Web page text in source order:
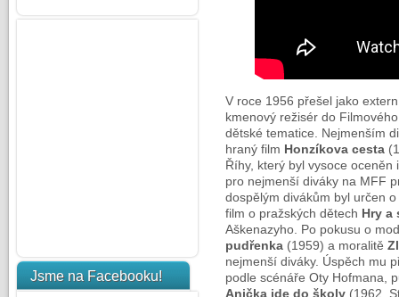
Jsme na Facebooku!
V roce 1956 přešel jako
kmenový režisér do
dětské tematice. Nejmenším
hraný film Honzíkova cesta
Říhy, který byl vysoce
pro nejmenší diváky na MFF
dospělým divákům byl určen
film o pražských dětech Hry a
Aškenazyho. Po pokusu o
pudřenka(1959) a moralitě
nejmenší diváky. Úspěch mu
podle scénáře Oty Hofmana,
Anička jde do školy(1962,